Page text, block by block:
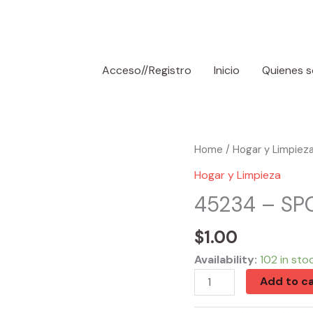
Acceso//Registro
Inicio Quienes
Home / Hogar y
Hogar y Limpieza
45234 –
$1.00
Availability: 102 in
45234
-
BRILLO
quantity
Add to